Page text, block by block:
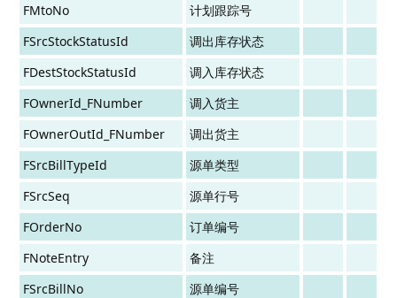
FMtoNo
计划跟踪号
FSrcStockStatusId
调出库存状态
FDestStockStatusId
调入库存状态
FOwnerId_FNumber
调入货主
FOwnerOutId_FNumber
调出货主
FSrcBillTypeId
源单类型
FSrcSeq
源单行号
FOrderNo
订单编号
FNoteEntry
备注
FSrcBillNo
源单编号